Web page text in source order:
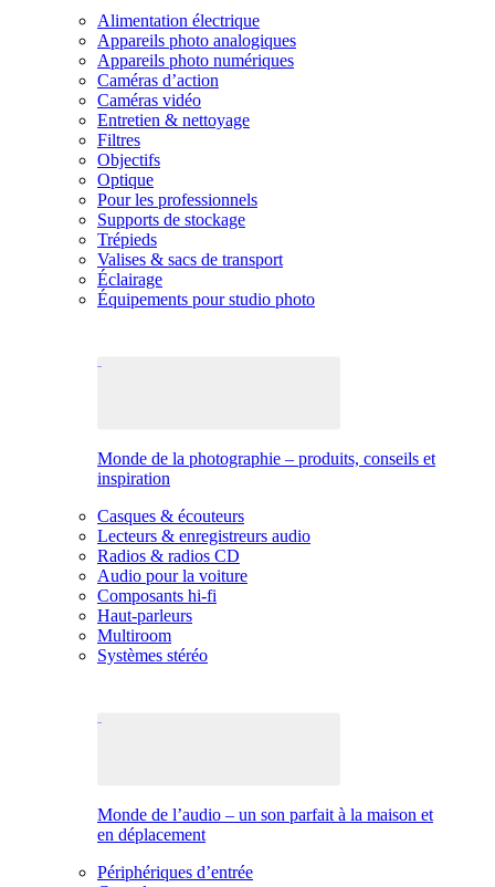
Alimentation électrique
Appareils photo analogiques
Appareils photo numériques
Caméras d’action
Caméras vidéo
Entretien & nettoyage
Filtres
Objectifs
Optique
Pour les professionnels
Supports de stockage
Trépieds
Valises & sacs de transport
Éclairage
Équipements pour studio photo
Monde de la photographie – produits, conseils et
inspiration
Casques & écouteurs
Lecteurs & enregistreurs audio
Radios & radios CD
Audio pour la voiture
Composants hi-fi
Haut-parleurs
Multiroom
Systèmes stéréo
Monde de l’audio – un son parfait à la maison et
en déplacement
Périphériques d’entrée